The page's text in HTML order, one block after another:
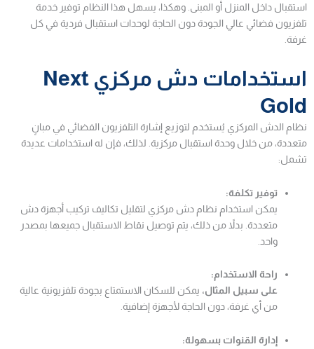
استقبال داخل المنزل أو المبنى. وهكذا، يسهل هذا النظام توفير خدمة
تلفزيون فضائي عالي الجودة دون الحاجة لوحدات استقبال فردية في كل
غرفة.
استخدامات دش مركزي Next
Gold
نظام الدش المركزي يُستخدم لتوزيع إشارة التلفزيون الفضائي في مبانٍ
متعددة، من خلال وحدة استقبال مركزية. لذلك، فإن له استخدامات عديدة
تشمل:
توفير تكلفة:
يمكن استخدام نظام دش مركزي لتقليل تكاليف تركيب أجهزة دش
متعددة. بدلاً من ذلك، يتم توصيل نقاط الاستقبال جميعها بمصدر
واحد.
راحة الاستخدام:
على سبيل المثال، يمكن للسكان الاستمتاع بجودة تلفزيونية عالية
من أي غرفة، دون الحاجة لأجهزة إضافية.
إدارة القنوات بسهولة: